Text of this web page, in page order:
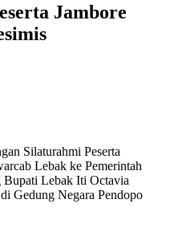
Jambore
Silaturahmi Peserta
Lebak ke Pemerintah
Bupati Lebak Iti Octavia
Gedung Negara Pendopo